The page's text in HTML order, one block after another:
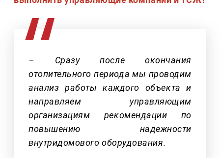
– Сразу после окончания
отопительного периода мы проводим
анализ работы каждого объекта и
направляем управляющим
организациям рекомендации по
повышению надежности
внутридомового оборудования.